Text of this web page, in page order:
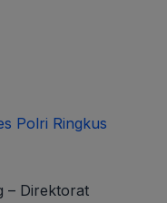
– Direktorat